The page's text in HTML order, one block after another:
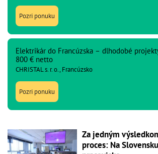
Pozri ponuku
Elektrikár do Francúzska – dlhodobé
800 € netto
CHRISTAL s. r. o., Francúzsko
Pozri ponuku
Za jedným
proces: Na